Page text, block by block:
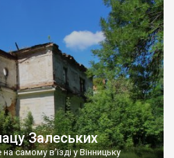
від більшості навколишніх
церква. Точної дати […]
Залеських
самому в’їзді у Вінницьку